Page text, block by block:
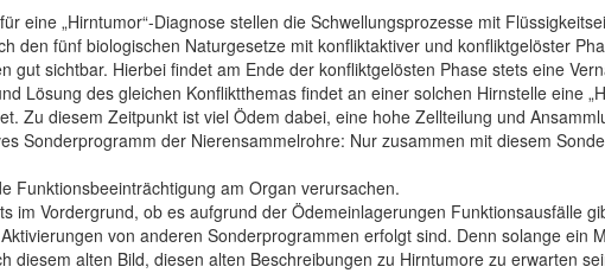
für eine „Hirntumor“-Diagnose stellen die Schwellungsprozesse mit
den fünf biologischen Naturgesetze mit konfliktaktiver und konfliktgelöster
gut sichtbar. Hierbei findet am Ende der konfliktgelösten Phase stets eine
Lösung des gleichen Konfliktthemas findet an einer solchen Hirnstelle eine
Zu diesem Zeitpunkt ist viel Ödem dabei, eine hohe Zellteilung und
Sonderprogramm der Nierensammelrohre: Nur zusammen mit diesem
Funktionsbeeinträchtigung am Organ verursachen.
im Vordergrund, ob es aufgrund der Ödemeinlagerungen Funktionsausfälle
von anderen Sonderprogrammen erfolgt sind. Denn solange ein
diesem alten Bild, diesen alten Beschreibungen zu Hirntumore zu erwarten